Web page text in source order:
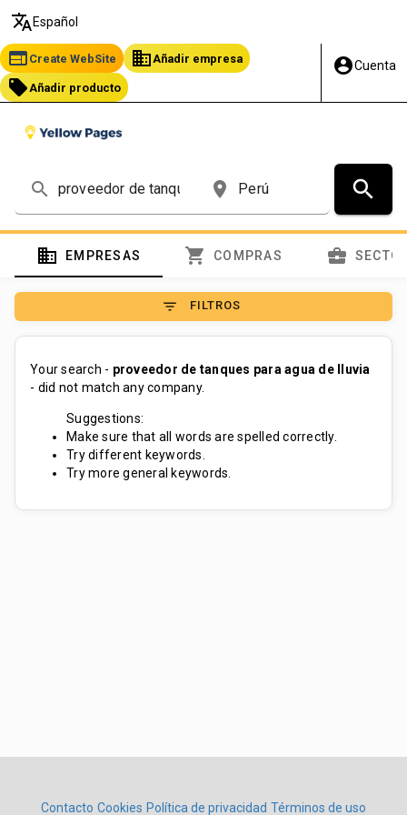
translate Español
web Create WebSite business Añadir empresa
local_offer Añadir producto
account_circleCuenta
search place search
domain EMPRESAS shopping_cart COMPRAS business_center
filter_list FILTROS
Your search - proveedor de tanques para agua de lluvia
- did not match any company.
Suggestions:
Make sure that all words are spelled correctly.
Try different keywords.
Try more general keywords.
Contacto Cookies Política de privacidad Términos de uso